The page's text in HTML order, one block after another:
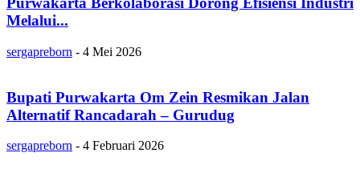
Melalui...
sergapreborn - 4 Mei 2026
Bupati Purwakarta Om Zein Resmikan Jalan
Alternatif Rancadarah – Gurudug
sergapreborn - 4 Februari 2026